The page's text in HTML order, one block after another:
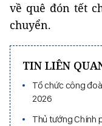
về quê đón tết
chuyển.
TIN LIÊN
Tổ chức công
2026
Thủ tướng Chính